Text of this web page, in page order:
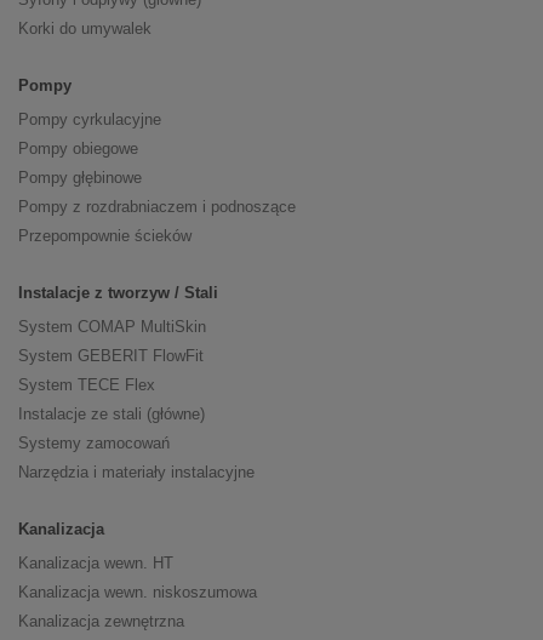
Korki do umywalek
Pompy
Pompy cyrkulacyjne
Pompy obiegowe
Pompy głębinowe
Pompy z rozdrabniaczem i podnoszące
Przepompownie ścieków
Instalacje z tworzyw / Stali
System COMAP MultiSkin
System GEBERIT FlowFit
System TECE Flex
Instalacje ze stali (główne)
Systemy zamocowań
Narzędzia i materiały instalacyjne
Kanalizacja
Kanalizacja wewn. HT
Kanalizacja wewn. niskoszumowa
Kanalizacja zewnętrzna